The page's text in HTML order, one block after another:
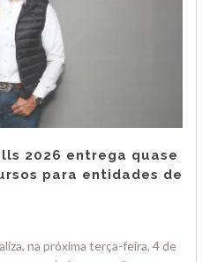
2026 entrega quase
para entidades de
na próxima terça-feira, 4 de